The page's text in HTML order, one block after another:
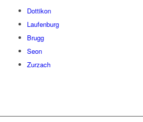
Dottikon
Laufenburg
Brugg
Seon
Zurzach